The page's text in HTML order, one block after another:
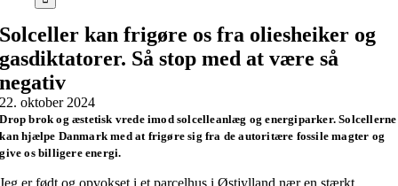
Solceller kan frigøre os fra oliesheiker og
gasdiktatorer. Så stop med at være så
negativ
22. oktober 2024
Drop brok og æstetisk vrede imod solcelleanlæg og energiparker. Solcellerne
kan hjælpe Danmark med at frigøre sig fra de autoritære fossile magter og
give os billigere energi.
Jeg er født og opvokset i et parcelhus i Østjylland nær en stærkt